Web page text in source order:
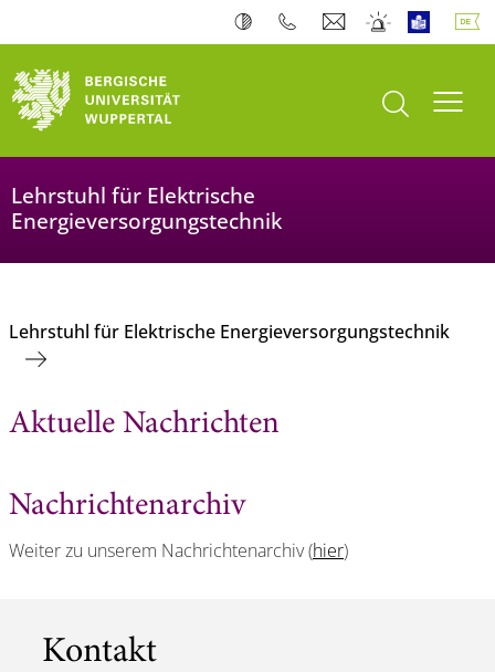
Suche öffnen
Lehrstuhl für Elektrische
Energieversorgungstechnik
Lehrstuhl für Elektrische Energieversorgungstechnik
Aktuelle Nachrichten
Nachrichtenarchiv
Weiter zu unserem Nachrichtenarchiv (hier)
Kontakt